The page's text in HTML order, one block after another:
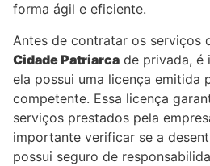
forma ágil e eficiente.
Antes de contratar os serviços
Cidade Patriarca de privada, é
ela possui uma licença emitida
competente. Essa licença
serviços prestados pela
importante verificar se a
possui seguro de